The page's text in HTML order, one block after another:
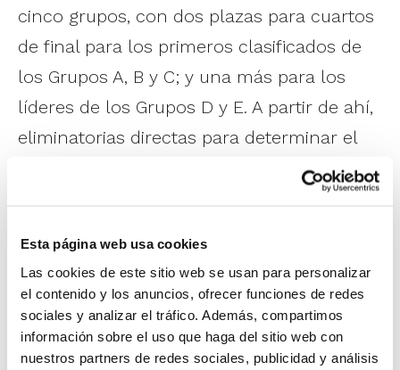
Esta página web usa cookies
Las cookies de este sitio web se usan para personalizar
el contenido y los anuncios, ofrecer funciones de redes
sociales y analizar el tráfico. Además, compartimos
información sobre el uso que haga del sitio web con
nuestros partners de redes sociales, publicidad y análisis
cinco grupos, con dos plazas para cuartos
de final para los primeros clasificados de
los Grupos A, B y C; y una más para los
líderes de los Grupos D y E. A partir de ahí,
eliminatorias directas para determinar el
categoría masculina, mientras que
Andalucía hizo lo propio en la femenina.
En ambas finales ganaron a la Comunitat
Valenciana, que terminó con dos platas.